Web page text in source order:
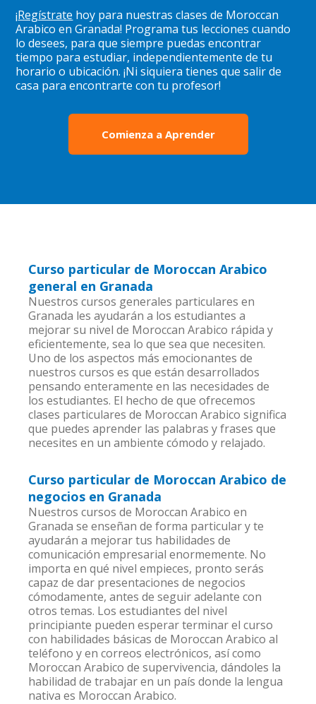
¡Regístrate hoy para nuestras clases de Moroccan
Arabico en Granada! Programa tus lecciones cuando
lo desees, para que siempre puedas encontrar
tiempo para estudiar, independientemente de tu
horario o ubicación. ¡Ni siquiera tienes que salir de
casa para encontrarte con tu profesor!
Comienza a Aprender
Curso particular de Moroccan Arabico
general en Granada
Nuestros cursos generales particulares en
Granada les ayudarán a los estudiantes a
mejorar su nivel de Moroccan Arabico rápida y
eficientemente, sea lo que sea que necesiten.
Uno de los aspectos más emocionantes de
nuestros cursos es que están desarrollados
pensando enteramente en las necesidades de
los estudiantes. El hecho de que ofrecemos
clases particulares de Moroccan Arabico significa
que puedes aprender las palabras y frases que
necesites en un ambiente cómodo y relajado.
Curso particular de Moroccan Arabico de
negocios en Granada
Nuestros cursos de Moroccan Arabico en
Granada se enseñan de forma particular y te
ayudarán a mejorar tus habilidades de
comunicación empresarial enormemente. No
importa en qué nivel empieces, pronto serás
capaz de dar presentaciones de negocios
cómodamente, antes de seguir adelante con
otros temas. Los estudiantes del nivel
principiante pueden esperar terminar el curso
con habilidades básicas de Moroccan Arabico al
teléfono y en correos electrónicos, así como
Moroccan Arabico de supervivencia, dándoles la
habilidad de trabajar en un país donde la lengua
nativa es Moroccan Arabico.